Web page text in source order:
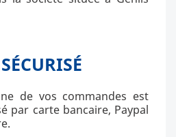
de vos commandes est
par carte bancaire, Paypal